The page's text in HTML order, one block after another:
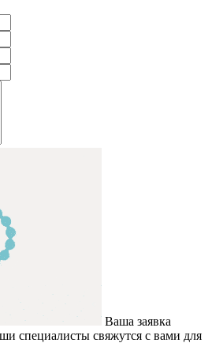
Ваша заявка
специалисты свяжутся с вами для